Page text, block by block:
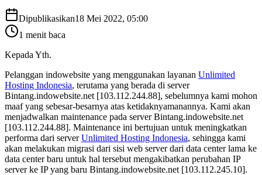
Dipublikasikan18 Mei 2022, 05:00
1 menit baca
Kepada Yth.
Pelanggan indowebsite yang menggunakan layanan Unlimited
Hosting Indonesia, terutama yang berada di server
Bintang.indowebsite.net [103.112.244.88], sebelumnya kami mohon
maaf yang sebesar-besarnya atas ketidaknyamanannya. Kami akan
menjadwalkan maintenance pada server Bintang.indowebsite.net
[103.112.244.88]. Maintenance ini bertujuan untuk meningkatkan
performa dari serverUnlimited Hosting Indonesia, sehingga kami
akan melakukan migrasi dari sisi web server dari data center lama ke
data center baru untuk hal tersebut mengakibatkan perubahan IP
server ke IP yang baru Bintang.indowebsite.net [103.112.245.10].